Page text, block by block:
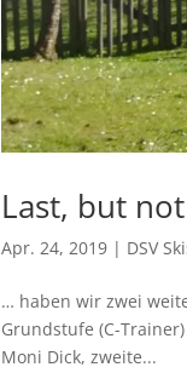
Last, but
Apr. 24, 2019 | DSV
… haben wir zwei
Grundstufe (C-
Moni Dick, zweite...